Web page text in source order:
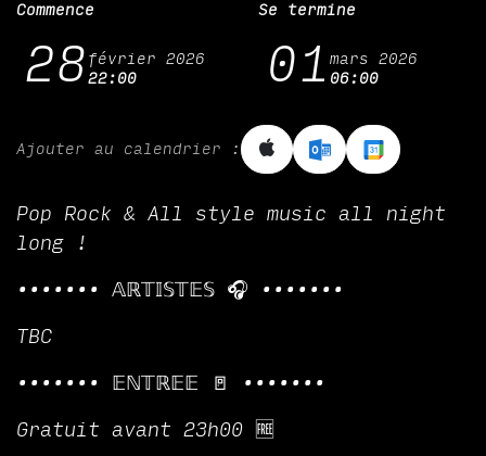
Commence
28 février 2026
22:00
Se termine
01 mars 2026
06:00
Ajouter au calendrier :
Pop Rock & All style music all night
long !
••••••• 𝔸ℝ𝕋𝕀𝕊𝕋𝔼𝕊 🎧 •••••••
TBC
••••••• 𝔼ℕ𝕋ℝ𝔼𝔼 🚪 •••••••
Gratuit avant 23h00 🆓